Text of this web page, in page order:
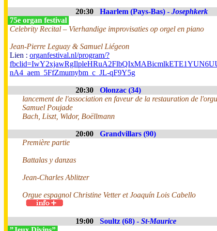
20:30 Haarlem (Pays-Bas) - Josephkerk
75e organ festival
Celebrity Recital – Vierhandige improvisaties op orgel en piano
Jean-Pierre Leguay & Samuel Liégeon
Lien : organfestival.nl/program/?
nA4_aem_5FfZmumybm_c_JL-qF9Y5g
20:30
Olonzac (34)
lancement de l'association en faveur de la restauration de
Samuel Poujade
Bach, Liszt, Widor, Boëllmann
20:00
Grandvillars (90)
Première partie
Battalas y danzas
Jean-Charles Ablitzer
Orgue espagnol Christine Vetter et Joaquín Lois Cabello
19:00 Soultz (68) - St-Maurice